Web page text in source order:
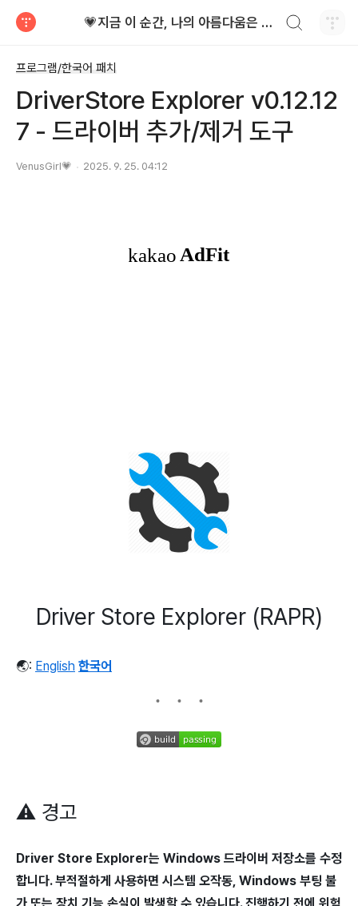
💗지금 이 순간, 나의 아름다움은 가장 빛난다!
프로그램/한국어 패치
DriverStore Explorer v0.12.12
7 - 드라이버 추가/제거 도구
VenusGirl💗 2025. 9. 25. 04:12
Driver Store Explorer (RAPR)
🌏: English 한국어
⚠️ 경고
Driver Store Explorer는 Windows 드라이버 저장소를 수정
합니다. 부적절하게 사용하면 시스템 오작동, Windows 부팅 불